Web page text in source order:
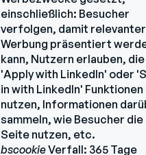
einschließlich: Besucher
verfolgen, damit
Werbung präsentiert
kann, Nutzern erlauben, die
'Apply with LinkedIn' oder
in with LinkedIn' Funktionen
nutzen, Informationen
sammeln, wie Besucher die
Seite nutzen, etc.
bscookieVerfall: 365 Tage